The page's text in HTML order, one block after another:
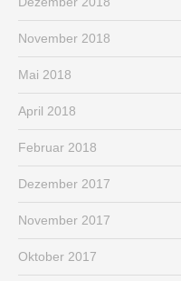
November 2018
Mai 2018
April 2018
Februar 2018
Dezember 2017
November 2017
Oktober 2017